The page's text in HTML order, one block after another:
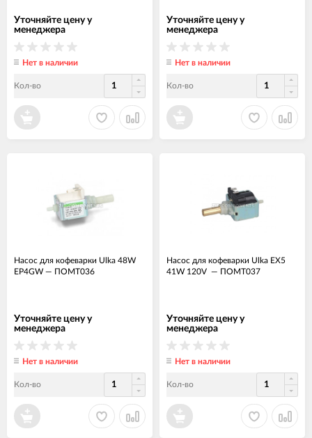
Уточняйте цену у
менеджера
Нет в наличии
Кол-во
Уточняйте цену у
менеджера
Нет в наличии
Кол-во
Насос для кофеварки Ulka 48W
EP4GW — ПОМТ036
Уточняйте цену у
менеджера
Нет в наличии
Кол-во
Насос для кофеварки Ulka EX5
41W 120V — ПОМТ037
Уточняйте цену у
менеджера
Нет в наличии
Кол-во